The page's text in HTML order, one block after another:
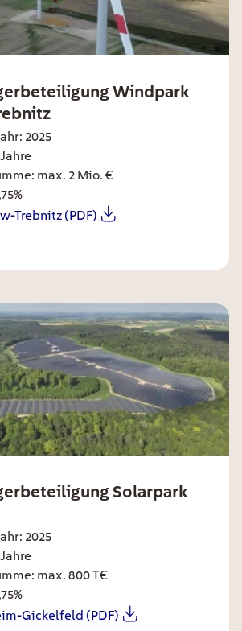
Windpark
2025
max. 2 Mio. €
Trebnitz (PDF)
Solarpark
2025
max. 800 T€
Gickelfeld (PDF)